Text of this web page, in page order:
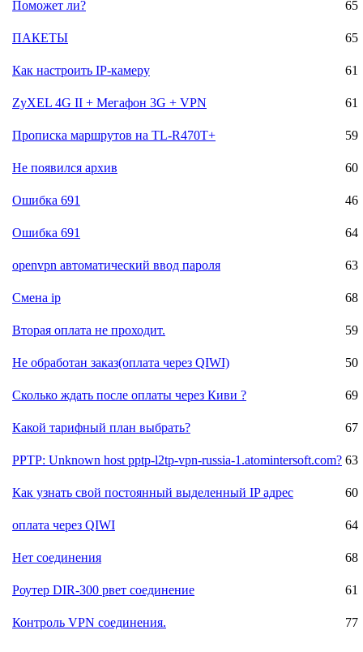
Поможет ли? 65
ПАКЕТЫ 65
Как настроить IP-камеру 61
ZyXEL 4G II + Мегафон 3G + VPN 61
Прописка маршрутов на TL-R470T+ 59
Не появился архив 60
Ошибка 691 46
Ошибка 691 64
openvpn автоматический ввод пароля 63
Смена ip 68
Вторая оплата не проходит. 59
Не обработан заказ(оплата через QIWI) 50
Сколько ждать после оплаты через Киви ? 69
Какой тарифный план выбрать? 67
PPTP: Unknown host pptp-l2tp-vpn-russia-1.atomintersoft.com? 63
Как узнать свой постоянный выделенный IP адрес 60
оплата через QIWI 64
Нет соединения 68
Роутер DIR-300 рвет соединение 61
Контроль VPN соединения. 77